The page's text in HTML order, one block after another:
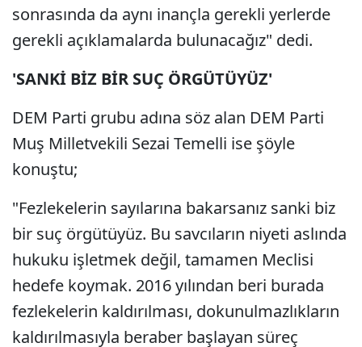
sonrasında da aynı inançla gerekli yerlerde
gerekli açıklamalarda bulunacağız" dedi.
'SANKİ BİZ BİR SUÇ ÖRGÜTÜYÜZ'
DEM Parti grubu adına söz alan DEM Parti
Muş Milletvekili Sezai Temelli ise şöyle
konuştu;
"Fezlekelerin sayılarına bakarsanız sanki biz
bir suç örgütüyüz. Bu savcıların niyeti aslında
hukuku işletmek değil, tamamen Meclisi
hedefe koymak. 2016 yılından beri burada
fezlekelerin kaldırılması, dokunulmazlıkların
kaldırılmasıyla beraber başlayan süreç